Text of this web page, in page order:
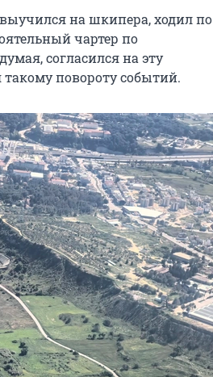
на шкипера, ходил по
чартер по
согласился на эту
такому повороту событий.